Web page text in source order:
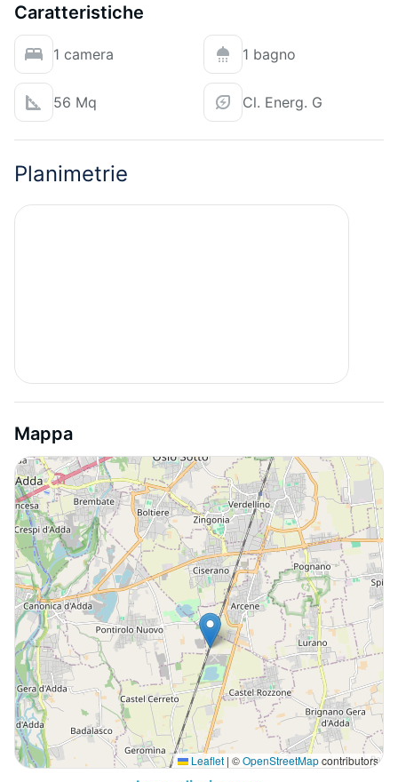
Caratteristiche
1 camera 1 bagno
56 Mq Cl. Energ. G
Planimetrie
Mappa
Leaflet | ©OpenStreetMapcontributors